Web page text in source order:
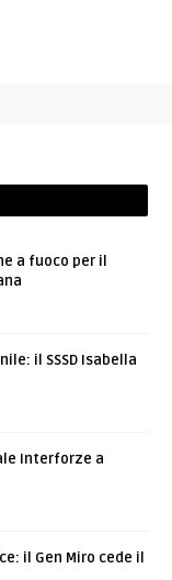
a fuoco per il
il SSSD Isabella
Interforze a
il Gen Miro cede il